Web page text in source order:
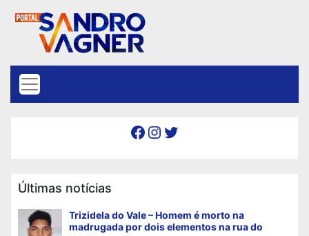
Facebook Instagram Twitter
Últimas notícias
Trizidela do Vale – Homem é morto na
madrugada por dois elementos na rua do